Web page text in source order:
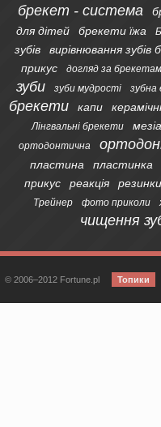
брекет - система
для дітей брекети їжа
зубів
вирівнювання зубів
прикус
догляд за
зуби зуби мудрості зубна
брекети капи
Лінгвальні брекети
ортодонтична
пластина пластинка
прикус
реакція резинки
Трейнер
фото приколи
чищення
© 2006–2012 Fortune.pl Топики